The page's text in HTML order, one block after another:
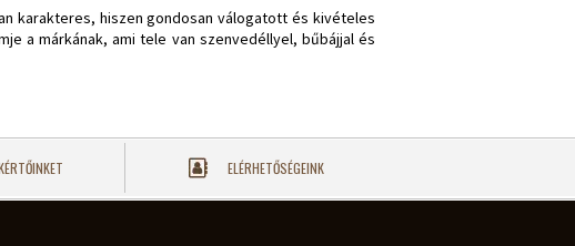
karakteres, hiszen gondosan válogatott és kivételes
a márkának, ami tele van szenvedéllyel, bűbájjal és
ELÉRHETŐSÉGEINK